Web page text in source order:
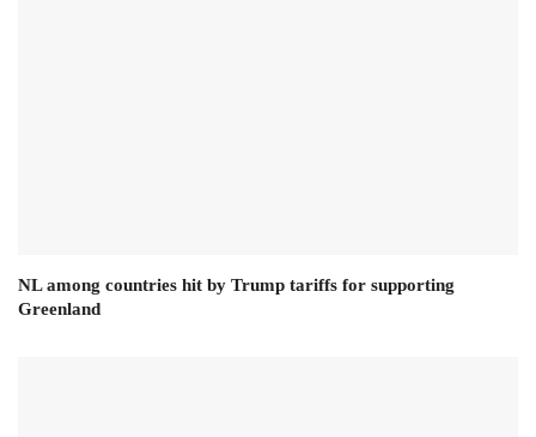
NL among countries hit by Trump tariffs for supporting
Greenland